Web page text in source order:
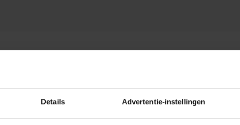
Details Advertentie-instellingen
BEZOEKERS